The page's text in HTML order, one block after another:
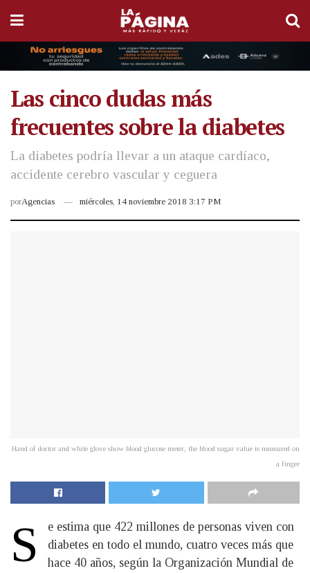
Las cinco dudas más
frecuentes sobre la diabetes
La diabetes podría llevar a un ataque cardíaco,
accidente cerebro vascular y ceguera
porAgencias miércoles, 14 noviembre 2018 3:17 PM
Hand of doctor and white glove show blood glucose meter, the blood sugar value is measured on
a finger
S
e estima que 422 millones de personas viven con
diabetes en todo el mundo, cuatro veces más que
hace 40 años, según la Organización Mundial de